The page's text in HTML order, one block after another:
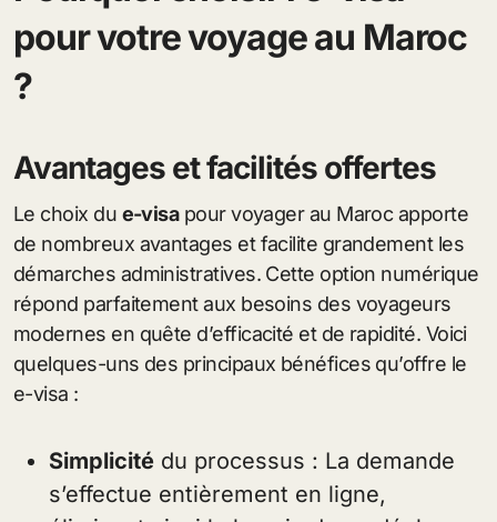
pour votre voyage au Maroc
?
Avantages et facilités offertes
Le choix du e-visapour voyager au Maroc apporte
de nombreux avantages et facilite grandement les
démarches administratives. Cette option numérique
répond parfaitement aux besoins des voyageurs
modernes en quête d’efficacité et de rapidité. Voici
quelques-uns des principaux bénéfices qu’offre le
e-visa :
Simplicité du processus : La demande
s’effectue entièrement en ligne,